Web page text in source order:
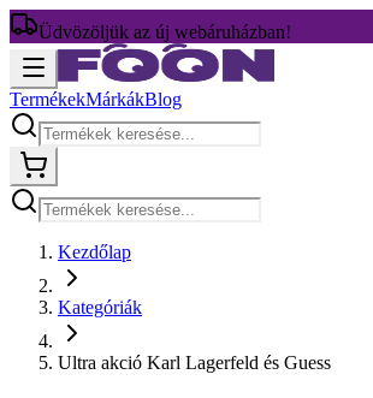
Üdvözöljük az új webáruházban!
TermékekMárkákBlog
Kezdőlap
Kategóriák
Ultra akció Karl Lagerfeld és Guess